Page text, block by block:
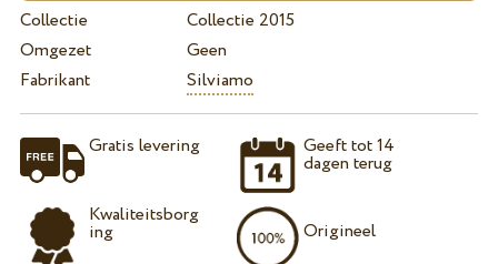
Collectie
Collectie 2015
Omgezet
Geen
Fabrikant
Silviamo
Gratis levering
Kwaliteitsborg
ing
Geeft tot 14
dagen terug
Origineel